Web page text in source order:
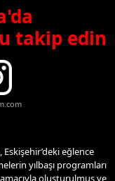
takip edin
, Eskişehir’deki eğlence
yılbaşı programları
oluşturulmuş ve